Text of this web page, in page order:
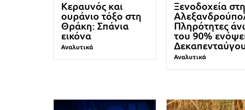
Κεραυνός και
ουράνιο τόξο στη
Θράκη: Σπάνια
εικόνα
Αναλυτικά
Ξενοδοχεία
Πληρότητες
του 90%
Αναλυτικά